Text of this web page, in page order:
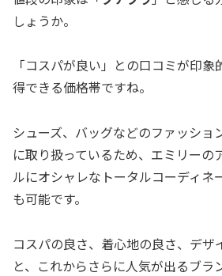
しょうか。
「コスパが良い」との口コミが印
得できる価格帯ですね。
シューズ、バッグなどのファッショ
に取り扱っているため、エミリーの
ルにオシャレなトータルコーディネ
も可能です。
コスパの良さ、着心地の良さ、デザ
と、これからさらに人気が出るブラ